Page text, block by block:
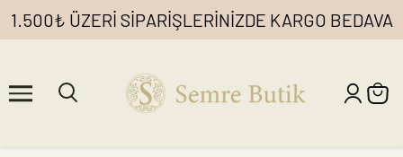
1.500₺ ÜZERİ SİPARİŞLERİNİZDE KARGO BEDAVA